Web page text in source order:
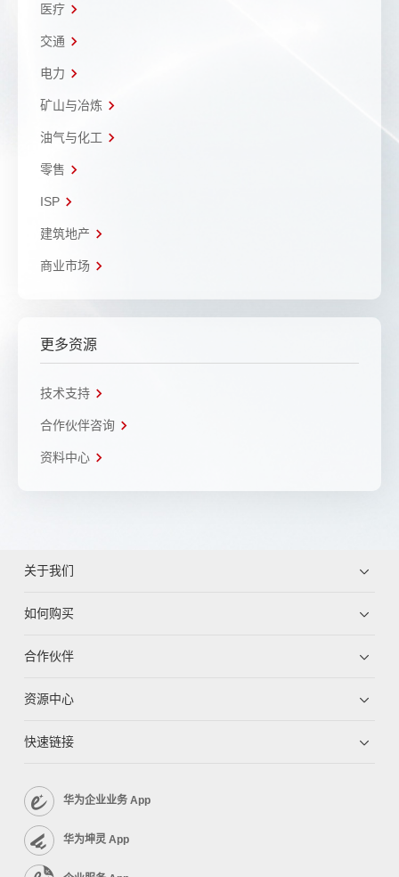
医疗
交通
电力
矿山与冶炼
油气与化工
零售
ISP
建筑地产
商业市场
更多资源
技术支持
合作伙伴咨询
资料中心
关于我们
如何购买
合作伙伴
资源中心
快速链接
华为企业业务 App
华为坤灵 App